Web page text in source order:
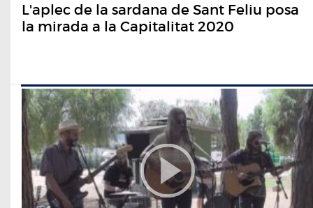
L'aplec de la sardana de Sant Feliu posa
la mirada a la Capitalitat 2020